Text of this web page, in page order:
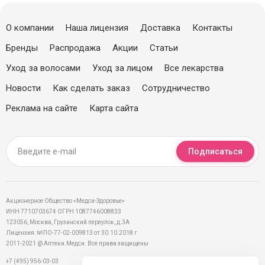
О компании Наша лицензия Доставка
Контакты
Бренды
Распродажа Акции
Статьи
Уход за волосами
Уход за лицом
Все лекарства
Новости
Как сделать заказ
Сотрудничество
Реклама на сайте
Карта сайта
Подписаться
Акционерное Общество «Медси-Здоровье»
ИНН 7710703674 ОГРН 1087746008833
123056, Москва, Грузинский переулок, д.3А
Лицензия: №ЛО-77-02-009813 от 30.10.2018 г
2011-2021 @ Аптеки.Медси. Все права защищены
+7 (495) 956-03-03